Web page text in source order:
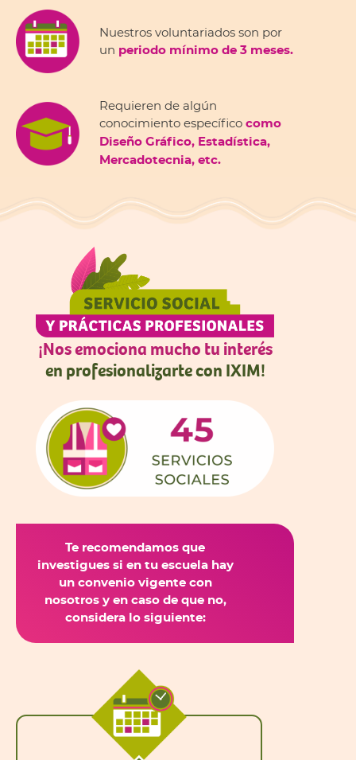
Nuestros voluntariados son por
un periodo mínimo de 3 meses.
Requieren de algún
conocimiento específico como
Diseño Gráfico, Estadística,
Mercadotecnia, etc.
¡Nos emociona mucho tu interés
en profesionalizarte con IXIM!
Te recomendamos que
investigues si en tu escuela hay
un convenio vigente con
nosotros y en caso de que no,
considera lo siguiente: